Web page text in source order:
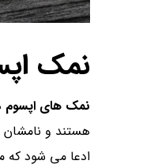
نمک
نمک های اپسوم
ادعا می شود که